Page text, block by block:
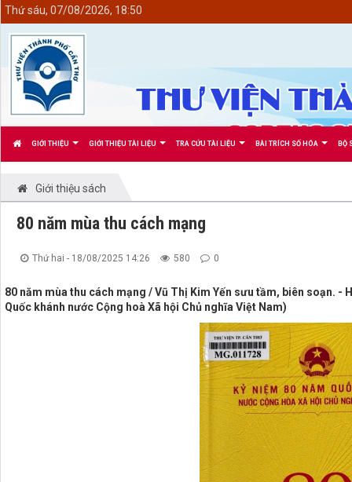
GIỚI THIỆU GIỚI THIỆU TÀI LIỆU TRA CỨU TÀI LIỆU BÀI TRÍCH SỐ HÓA BỘ
Thứ sáu, 07/08/2026, 18:50
Giới thiệu sách
80 năm mùa thu cách mạng
Thứ hai - 18/08/2025 14:26 580 0
80 năm mùa thu cách mạng / Vũ Thị Kim Yến sưu tầm, biên soạn. -
Quốc khánh nước Cộng hoà Xã hội Chủ nghĩa Việt Nam)
<